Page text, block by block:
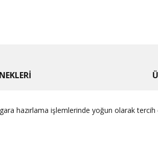
hazırlama işlemlerinde yoğun olarak